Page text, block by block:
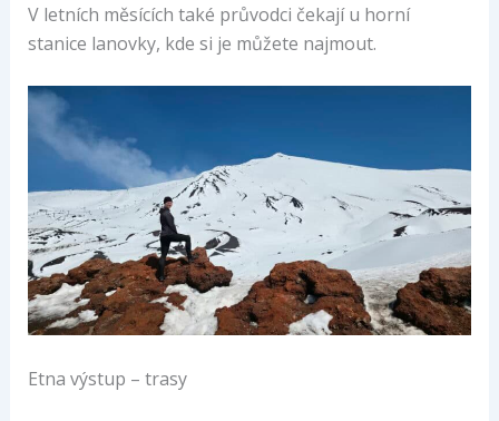
V letních měsících také průvodci čekají u horní
stanice lanovky, kde si je můžete najmout.
Etna výstup – trasy